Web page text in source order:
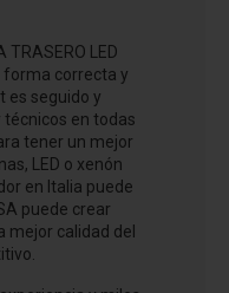
TRASERO LED
forma correcta y
es seguido y
en todas
tener un mejor
LED o xenón
en Italia puede
puede crear
mejor calidad del